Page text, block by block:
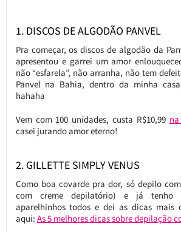
1. DISCOS DE ALGODÃO PANVEL
Pra começar, os discos de algodão da
apresentou e garrei um amor
não “esfarela”, não arranha, não tem
Panvel na Bahia, dentro da minha
hahaha
Vem com 100 unidades, custa R$10,99
casei jurando amor eterno!
2. GILLETTE SIMPLY VENUS
Como boa covarde pra dor, só depilo
com creme depilatório) e já tenho
aparelhinhos todos e dei as dicas mais
aqui: As 5 melhores dicas sobre depilação